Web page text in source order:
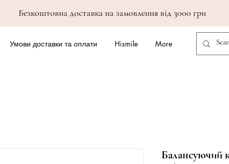
Безкоштовна доставка на замовлення від 3000 грн
Умови доставки та оплати Hismile More
Балансуючий